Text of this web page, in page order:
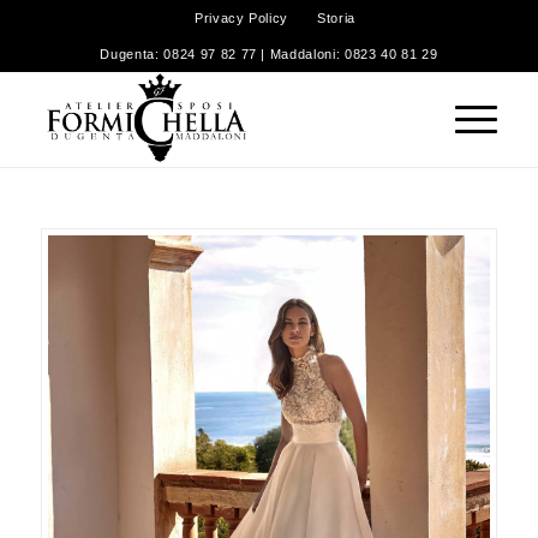
Privacy Policy Storia
Dugenta: 0824 97 82 77 | Maddaloni: 0823 40 81 29